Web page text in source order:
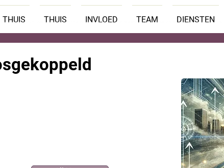
THUIS THUIS INVLOED TEAM DIENSTEN